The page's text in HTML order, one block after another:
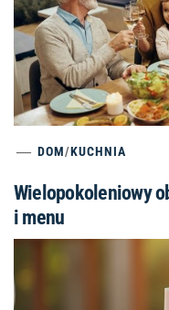
DOM/KUCHNIA
Wielopokoleniowy
i menu